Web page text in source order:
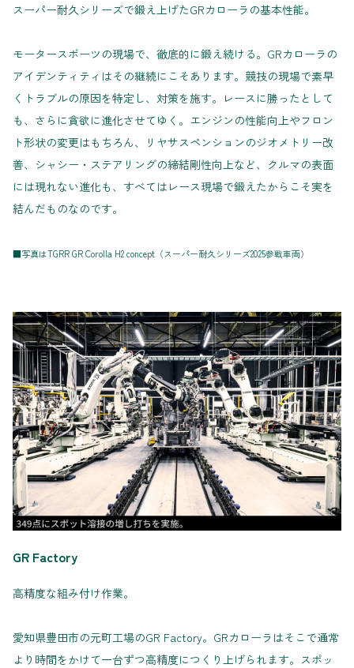
スーパー耐久シリーズで鍛え上げたGRカローラの基本性能。
モータースポーツの現場で、徹底的に鍛え続ける。GRカローラの
アイデンティティはその継続にこそあります。競技の現場で素早
くトラブルの原因を特定し、対策を施す。レースに勝ったとして
も、さらに貪欲に進化させてゆく。エンジンの性能向上やフロン
ト形状の変更はもちろん、リヤサスペンションのジオメトリー改
善、シャシー・ステアリングの締結剛性向上など、クルマの表面
には現れない進化も、すべてはレース現場で鍛えたからこそ実を
結んだものなのです。
■写真はTGRR GR Corolla H2 concept（スーパー耐久シリーズ2025参戦車両）
GR Factory
高精度な組み付け作業。
愛知県豊田市の元町工場のGR Factory。GRカローラはそこで通常
より時間をかけて一台ずつ高精度につくり上げられます。スポッ